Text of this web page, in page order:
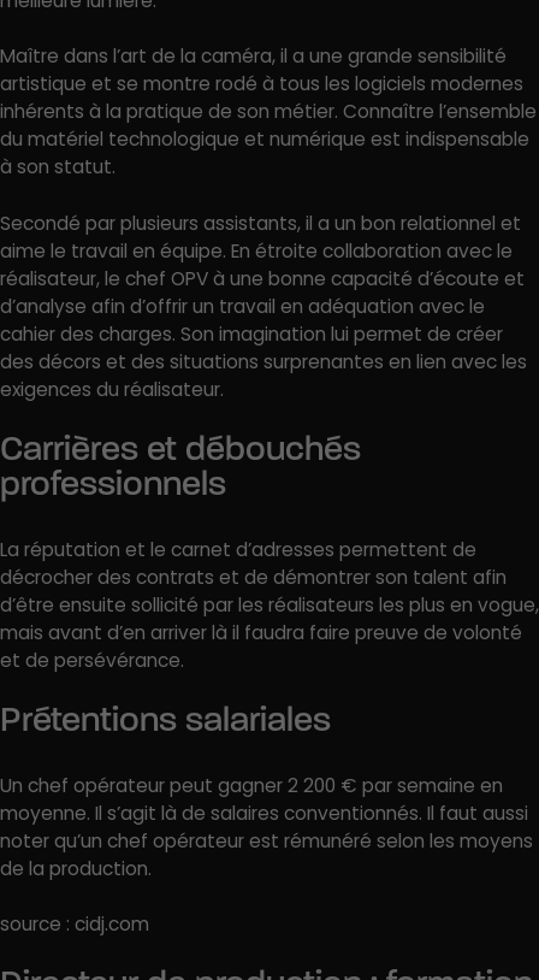
Maître dans l’art de la caméra, il a une grande sensibilité
artistique et se montre rodé à tous les logiciels modernes
inhérents à la pratique de son métier. Connaître l’ensemble
du matériel technologique et numérique est indispensable
à son statut.
Secondé par plusieurs assistants, il a un bon relationnel et
aime le travail en équipe. En étroite collaboration avec le
réalisateur, le chef OPV à une bonne capacité d’écoute et
d’analyse afin d’offrir un travail en adéquation avec le
cahier des charges. Son imagination lui permet de créer
des décors et des situations surprenantes en lien avec les
exigences du réalisateur.
Carrières et débouchés
professionnels
La réputation et le carnet d’adresses permettent de
décrocher des contrats et de démontrer son talent afin
d’être ensuite sollicité par les réalisateurs les plus en vogue,
mais avant d’en arriver là il faudra faire preuve de volonté
et de persévérance.
Prétentions salariales
Un chef opérateur peut gagner 2 200 € par semaine en
moyenne. Il s’agit là de salaires conventionnés. Il faut aussi
noter qu’un chef opérateur est rémunéré selon les moyens
de la production.
source : cidj.com